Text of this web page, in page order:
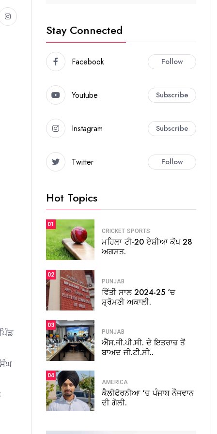
Stay Connected
Facebook Follow
Youtube Subscribe
Instagram Subscribe
Twitter Follow
Hot Topics
01
CRICKET SPORTS
ਮਹਿਲਾ ਟੀ-20 ਏਸ਼ੀਆ ਕੱਪ 28
ਅਗਸਤ.
02
PUNJAB
ਵਿੱਤੀ ਸਾਲ 2024-25 ‘ਚ
ਸ਼੍ਰੋਮਣੀ ਅਕਾਲੀ.
03
PUNJAB
ਐੱਸ.ਜੀ.ਪੀ.ਸੀ. ਦੇ ਇਤਰਾਜ਼ ਤੋਂ
ਬਾਅਦ ਜੀ.ਟੀ.ਸੀ..
04
AMERICA
ਕੈਲੀਫੋਰਨੀਆ ‘ਚ ਪੰਜਾਬ ਨੌਜਵਾਨ
ਦੀ ਗੋਲੀ.